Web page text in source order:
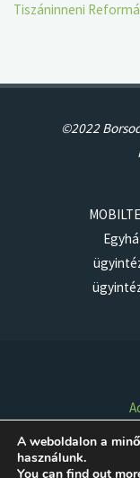
Tiszáninneni
©2022
A weboldalon a
használunk.
You can find out